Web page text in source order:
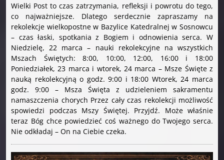
Wielki Post to czas zatrzymania, refleksji i powrotu do tego,
co najważniejsze. Dlatego serdecznie zapraszamy na
rekolekcje wielkopostne w Bazylice Katedralnej w Sosnowcu
– czas łaski, spotkania z Bogiem i odnowienia serca. W
Niedzielę, 22 marca – nauki rekolekcyjne na wszystkich
Mszach Świętych: 8:00, 10:00, 12:00, 16:00 i 18:00
Poniedziałek, 23 marca i wtorek, 24 marca – Msze Święte z
nauką rekolekcyjną o godz. 9:00 i 18:00 Wtorek, 24 marca
godz. 9:00 – Msza Święta z udzieleniem sakramentu
namaszczenia chorych Przez cały czas rekolekcji możliwość
spowiedzi podczas Mszy Świętej. Przyjdź. Może właśnie
teraz Bóg chce powiedzieć coś ważnego do Twojego serca.
Nie odkładaj – On na Ciebie czeka.